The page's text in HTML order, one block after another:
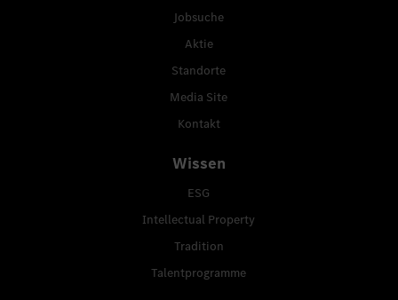
Jobsuche
Aktie
Standorte
Media Site
Kontakt
Wissen
ESG
Intellectual Property
Tradition
Talentprogramme